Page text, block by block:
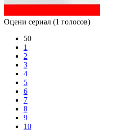
Оцени сериал (1 голосов)
50
1
2
3
4
5
6
7
8
9
10